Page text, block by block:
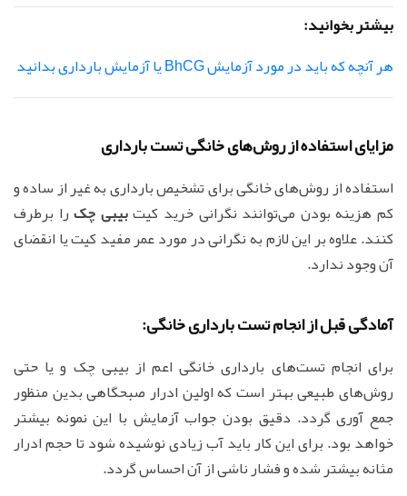
بیشتر بخوانید:
هر آنچه که باید در مورد آزمایش BhCG یا آزمایش بارداری بدانید
مزایای استفاده از روش‌های خانگی تست بارداری
استفاده از روش‌های خانگی برای تشخیص بارداری به غیر از ساده و
کم هزینه بودن می‌توانند نگرانی خرید کیتبیبی چکرا برطرف
کنند. علاوه بر این لازم به نگرانی در مورد عمر مفید کیت یا انقضای
آن وجود ندارد.
آمادگی قبل از انجام تست بارداری خانگی:
برای انجام تست‌های بارداری خانگی اعم از بیبی چک و یا حتی
روش‌های طبیعی بهتر است که اولین ادرار صبحگاهی بدین منظور
جمع آوری گردد. دقیق بودن جواب آزمایش با این نمونه بیشتر
خواهد بود. برای این کار باید آب زیادی نوشیده شود تا حجم ادرار
مثانه بیشتر شده و فشار ناشی از آن احساس گردد.